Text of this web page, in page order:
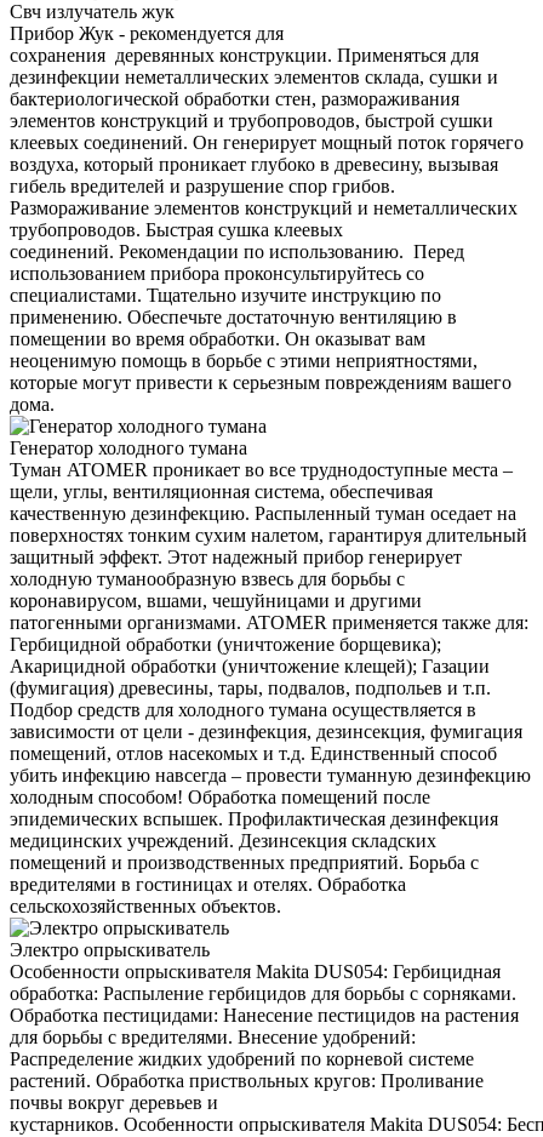
Свч излучатель жук
Прибор Жук - рекомендуется для
сохранения деревянных конструкции. Применяться для
дезинфекции неметаллических элементов склада, сушки и
бактериологической обработки стен, размораживания
элементов конструкций и трубопроводов, быстрой сушки
клеевых соединений. Он генерирует мощный поток горячего
воздуха, который проникает глубоко в древесину, вызывая
гибель вредителей и разрушение спор грибов.
Размораживание элементов конструкций и неметаллических
трубопроводов. Быстрая сушка клеевых
соединений. Рекомендации по использованию. Перед
использованием прибора проконсультируйтесь со
специалистами. Тщательно изучите инструкцию по
применению. Обеспечьте достаточную вентиляцию в
помещении во время обработки. Он оказыват вам
неоценимую помощь в борьбе с этими неприятностями,
которые могут привести к серьезным повреждениям вашего
дома.
Генератор холодного тумана
Туман ATOMER проникает во все труднодоступные места –
щели, углы, вентиляционная система, обеспечивая
качественную дезинфекцию. Распыленный туман оседает на
поверхностях тонким сухим налетом, гарантируя длительный
защитный эффект. Этот надежный прибор генерирует
холодную туманообразную взвесь для борьбы с
коронавирусом, вшами, чешуйницами и другими
патогенными организмами. ATOMER применяется также для:
Гербицидной обработки (уничтожение борщевика);
Акарицидной обработки (уничтожение клещей); Газации
(фумигация) древесины, тары, подвалов, подпольев и т.п.
Подбор средств для холодного тумана осуществляется в
зависимости от цели - дезинфекция, дезинсекция, фумигация
помещений, отлов насекомых и т.д. Единственный способ
убить инфекцию навсегда – провести туманную дезинфекцию
холодным способом! Обработка помещений после
эпидемических вспышек. Профилактическая дезинфекция
медицинских учреждений. Дезинсекция складских
помещений и производственных предприятий. Борьба с
вредителями в гостиницах и отелях. Обработка
сельскохозяйственных объектов.
Электро опрыскиватель
Особенности опрыскивателя Makita DUS054: Гербицидная
обработка: Распыление гербицидов для борьбы с сорняками.
Обработка пестицидами: Нанесение пестицидов на растения
для борьбы с вредителями. Внесение удобрений:
Распределение жидких удобрений по корневой системе
растений. Обработка приствольных кругов: Проливание
почвы вокруг деревьев и
кустарников. Особенности опрыскивателя Makita DUS054: